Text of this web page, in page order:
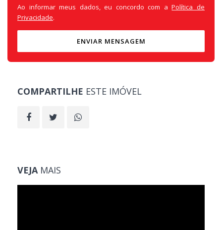
Ao informar meus dados, eu concordo com aPolítica de
Privacidade.
ENVIAR MENSAGEM
COMPARTILHE ESTE IMÓVEL
VEJA MAIS